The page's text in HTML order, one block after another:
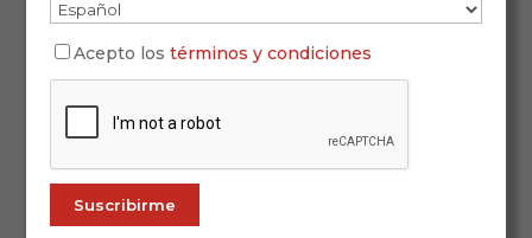
La Semana Santa 2026 en Andalucía se vivirá
entre el 29 de marzo y el 5 de abril como una
gran constelación de emociones repartidas por
capitales, pueblos históricos y ciudades medias
donde la Pasión toma formas muy distintas.
Acepto lostérminos y condiciones